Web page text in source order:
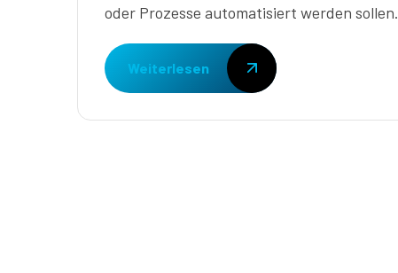
oder Prozesse automatisiert werden sollen.
Weiterlesen